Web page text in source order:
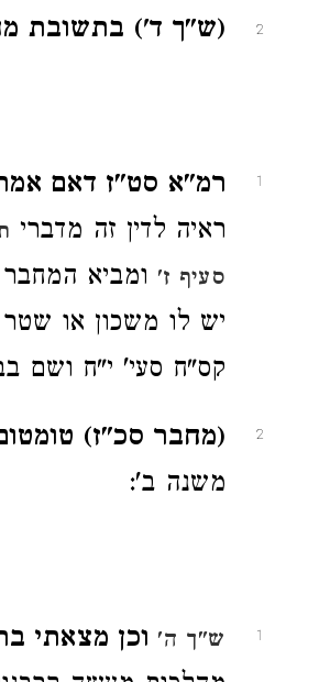
2 (ש"ך ד') בתשובת
1 רמ"א סט"ז דאם
ראיה לדין זה מדברי
סעיף ז' ומביא
יש לו משכון או שטר
קס"ח סעי' י"ח ושם
2 (מחבר סכ"ז) טומטום
משנה ב':
1 ש"ך ה' וכן מצאתי